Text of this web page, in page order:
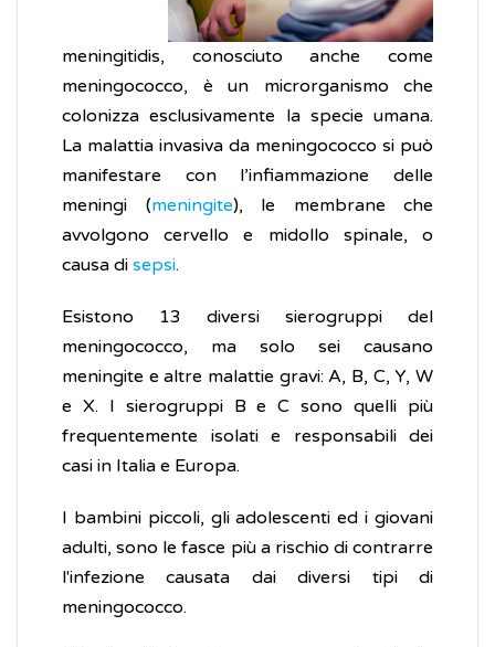
meningitidis, conosciuto anche come
meningococco, è un microrganismo che
colonizza esclusivamente la specie umana.
La malattia invasiva da meningococco si può
manifestare con l’infiammazione delle
meningi (meningite), le membrane che
avvolgono cervello e midollo spinale, o
causa di sepsi.
Esistono 13 diversi sierogruppi del
meningococco, ma solo sei causano
meningite e altre malattie gravi: A, B, C, Y, W
e X. I sierogruppi B e C sono quelli più
frequentemente isolati e responsabili dei
casi in Italia e Europa.
I bambini piccoli, gli adolescenti ed i giovani
adulti, sono le fasce più a rischio di contrarre
l'infezione causata dai diversi tipi di
meningococco.